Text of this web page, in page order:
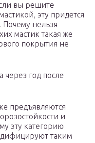
вы решите
эту придется
Почему нельзя
мастик такая же
покрытия не
через год после
предъявляются
и
эту категорию
таким